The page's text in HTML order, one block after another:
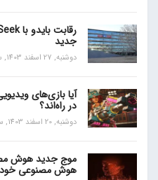
جدید
دوشنبه, 27 اسفند 1403, ساعت 18:07
آیا بازی‌های
در راه‌اند؟
دوشنبه, 20 اسفند 1403, ساعت 18:24
موج جدید هوش
هوش مصنوعی